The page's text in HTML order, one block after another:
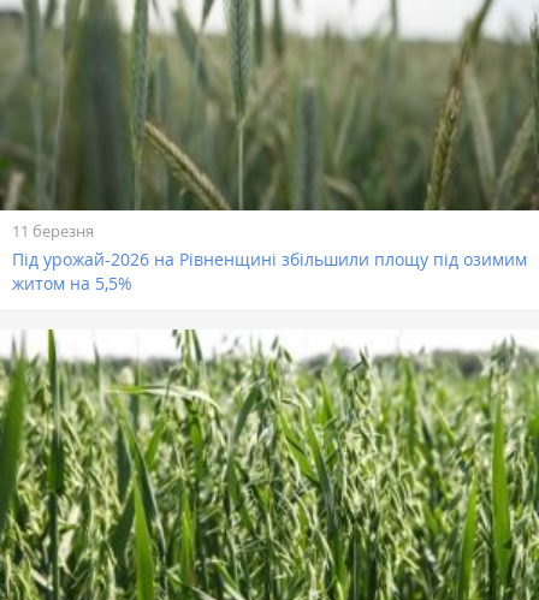
11 березня
Під урожай-2026 на Рівненщині збільшили площу під озимим
житом на 5,5%